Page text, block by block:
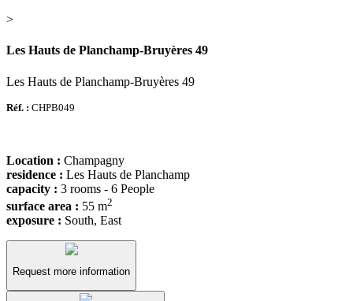
>
Les Hauts de Planchamp-Bruyères 49
Les Hauts de Planchamp-Bruyères 49
Réf. : CHPB049
Location : Champagny
residence : Les Hauts de Planchamp
capacity : 3 rooms - 6 People
surface area : 55 m2
exposure : South, East
Request more information